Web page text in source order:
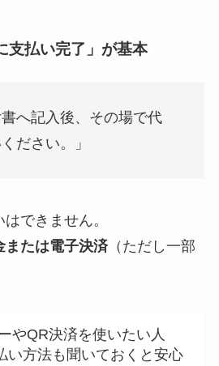
払い完了」が基本
書へ記入後、その場で代
ださい。」
できません。
または電子決済（ただし一部
やQR決済を使いたい人
い方法も聞いておくと安心